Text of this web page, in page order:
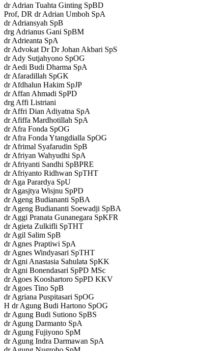
dr Adrian Tuahta Ginting SpBD
Prof, DR dr Adrian Umboh SpA
dr Adriansyah SpB
drg Adrianus Gani SpBM
dr Adrieanta SpA
dr Advokat Dr Dr Johan Akbari SpS
dr Ady Sutjahyono SpOG
dr Aedi Budi Dharma SpA
dr Afaradillah SpGK
dr Afdhalun Hakim SpJP
dr Affan Ahmadi SpPD
drg Affi Listriani
dr Affri Dian Adiyatna SpA
dr Afiffa Mardhotillah SpA
dr Afra Fonda SpOG
dr Afra Fonda Ytangdialla SpOG
dr Afrimal Syafarudin SpB
dr Afriyan Wahyudhi SpA
dr Afriyanti Sandhi SpBPRE
dr Afriyanto Ridhwan SpTHT
dr Aga Parardya SpU
dr Agasjtya Wisjnu SpPD
dr Ageng Budiananti SpBA
dr Ageng Budiananti Soewadji SpBA
dr Aggi Pranata Gunanegara SpKFR
dr Agieta Zulkifli SpTHT
dr Agil Salim SpB
dr Agnes Praptiwi SpA
dr Agnes Windyasari SpTHT
dr Agni Anastasia Sahulata SpKK
dr Agni Bonendasari SpPD MSc
dr Agoes Kooshartoro SpPD KKV
dr Agoes Tino SpB
dr Agriana Puspitasari SpOG
H dr Agung Budi Hartono SpOG
dr Agung Budi Sutiono SpBS
dr Agung Darmanto SpA
dr Agung Fujiyono SpM
dr Agung Indra Darmawan SpA